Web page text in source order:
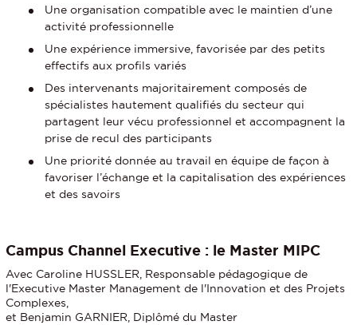
Une organisation compatible avec le maintien d’une
activité professionnelle
Une expérience immersive, favorisée par des petits
effectifs aux profils variés
Des intervenants majoritairement composés de
spécialistes hautement qualifiés du secteur qui
partagent leur vécu professionnel et accompagnent la
prise de recul des participants
Une priorité donnée au travail en équipe de façon à
favoriser l’échange et la capitalisation des expériences
et des savoirs
Campus Channel Executive : le Master MIPC
Avec Caroline HUSSLER, Responsable pédagogique de
l'Executive Master Management de l'Innovation et des Projets
Complexes,
et Benjamin GARNIER, Diplômé du Master